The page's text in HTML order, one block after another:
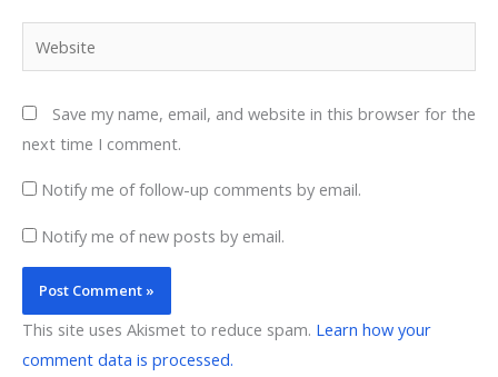
Website
Save my name, email, and website in this browser for the
next time I comment.
Notify me of follow-up comments by email.
Notify me of new posts by email.
This site uses Akismet to reduce spam. Learn how your
comment data is processed.